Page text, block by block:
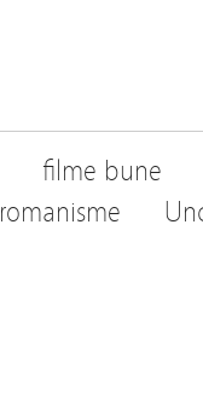
filme bune
romanisme